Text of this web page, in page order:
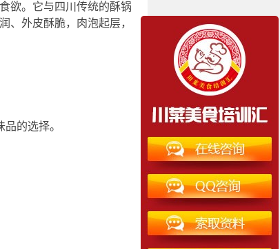
欲。它与四川传统的酥锅
、外皮酥脆，肉泡起层，
的选择。